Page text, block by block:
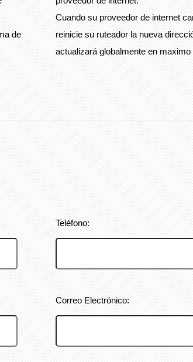
de
Cuando su proveedor de internet
reinicie su ruteador la nueva
actualizará globalmente en maximo
Teléfono:
Correo Electrónico: